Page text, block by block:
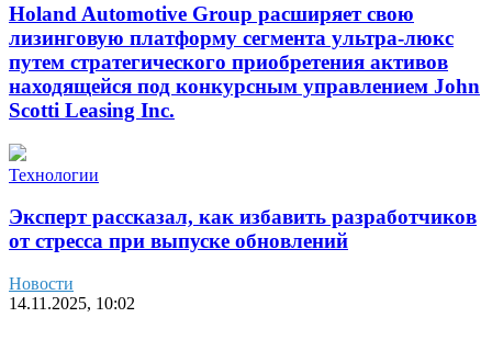
Holand Automotive Group расширяет свою
лизинговую платформу сегмента ультра-люкс
путем стратегического приобретения активов
находящейся под конкурсным управлением John
Scotti Leasing Inc.
Технологии
Эксперт рассказал, как избавить разработчиков
от стресса при выпуске обновлений
Новости
14.11.2025, 10:02